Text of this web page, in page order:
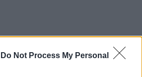
Do Not Process My Personal